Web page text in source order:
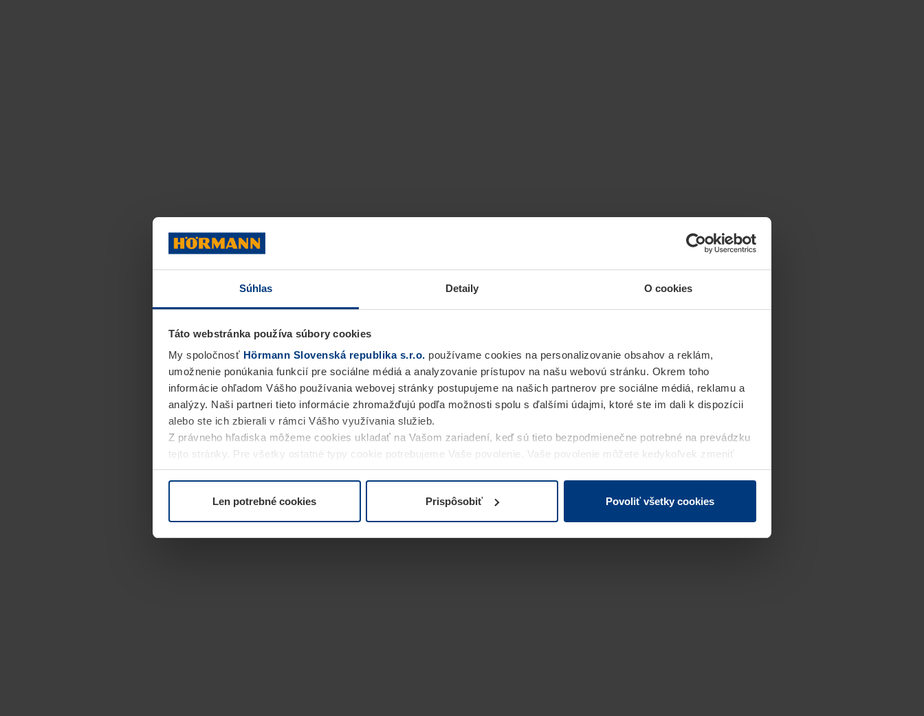
Súhlas Detaily O cookies
Táto webstránka používa súbory cookies
My spoločnosť Hörmann Slovenská republika s.r.o. používame cookies na personalizovanie obsahov a reklám,
umožnenie ponúkania funkcií pre sociálne médiá a analyzovanie prístupov na našu webovú stránku. Okrem toho
informácie ohľadom Vášho používania webovej stránky postupujeme na našich partnerov pre sociálne médiá, reklamu a
analýzy. Naši partneri tieto informácie zhromažďujú podľa možnosti spolu s ďalšími údajmi, ktoré ste im dali k dispozícii
alebo ste ich zbierali v rámci Vášho využívania služieb.
Z právneho hľadiska môžeme cookies ukladať na Vašom zariadení, keď sú tieto bezpodmienečne potrebné na prevádzku
tejto stránky. Pre všetky ostatné typy cookie potrebujeme Vaše povolenie. Vaše povolenie môžete kedykoľvek zmeniť
alebo odvolať vo vysvetlení cookie na stránkeVyhlásenie o ochrane osobných údajovnašej webovej stránky.
Len potrebné cookies Prispôsobiť Povoliť všetky cookies